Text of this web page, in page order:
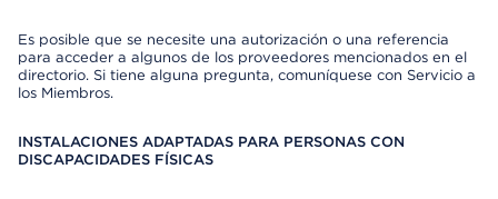
Es posible que se necesite una autorización o una referencia
para acceder a algunos de los proveedores mencionados en el
directorio. Si tiene alguna pregunta, comuníquese con Servicio a
los Miembros.
INSTALACIONES ADAPTADAS PARA PERSONAS CON
DISCAPACIDADES FÍSICAS